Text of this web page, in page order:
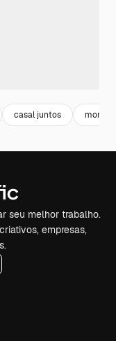
casal juntos
seu melhor trabalho.
empresas,